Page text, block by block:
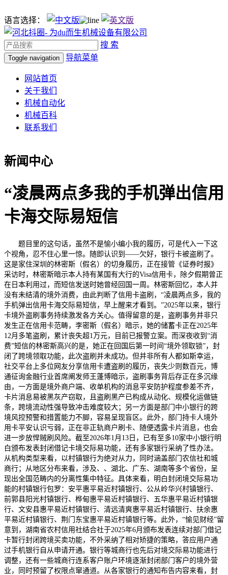
语言选择：
搜 索
Toggle navigation 导航菜单
网站首页
关于我们
机械自动化
机械百科
联系我们
新闻中心
“凌晨两点多我的手机弹出信用
卡海交际易短信
题目里的这句话，虽然不是愉小编小我的履历，可是代入一下这
个视角，忍不住心里一惊。随即认识到——欠好，银行卡被盗刷了。
这是家住深圳的林密斯（假名）的切身履历，正在接管《证券时报》
采访时，林密斯暗示本人持有某国有大行的Visa信用卡，除夕假期曾正
在日本利用过，而短信发送时她曾经回国一周。林密斯回忆，本人并
没有未结清的境外消费，由此判断了信用卡盗刷，“凌晨两点多，我的
手机弹出信用卡海交际易短信，早上醒来才看到。”2025年以来，银行
卡境外盗刷事务持续激发各方关心。值得留意的是，盗刷事务并非只
发生正在信用卡范畴，李密斯（假名）暗示，她的储蓄卡正在2025年
12月多笔盗刷，累计丧失超1万元，目前已报警立案。而深夜收到“消
费”短信的林密斯高兴的是，她正在回国后第一时间“境外领取锁”，封
闭了跨境领取功能，此次盗刷并未成功。但并非所有人都如斯幸运，
社交平台上多位网友分享信用卡遭盗刷的履历，丧失少则数百元，博
通征询金融行业首席阐发师王蓬博暗示，盗刷事务背后存正在多沉缘
由，一方面是境外商户端、收单机构的消息平安防护程度参差不齐，
卡片消息易被黑灰产窃取，且盗刷黑产已构成从动化、规模化运做链
条，跨境流动性强导致冲击难度较大；另一方面是部门中小银行的跨
境风控预警和措置能力不脚，容易呈现盲区。此外，部门持卡人境外
用卡平安认识亏弱，正在非正轨商户刷卡、随便透露卡片消息，也会
进一步放悍贼刷风险。截至2026年1月13日，已有至多10家中小银行明
白颁布发表封闭借记卡境交际易功能，还有多家银行采纳了性办法。
从机构类型来看，以村镇银行为绝对从力，同时涵盖部门农信社和城
商行；从地区分布来看，涉及、、湖北、广东、湖南等多个省份，呈
现出全国范畴内的分离性集中特征。具体来看，明白封闭境交际易功
能的村镇银行包罗：安平惠平易近村镇银行、公从岭华兴村镇银行、
前郭县阳光村镇银行、桦甸惠平易近村镇银行、五华惠平易近村镇银
行、文安县惠平易近村镇银行、清远清爽惠平易近村镇银行、扶余惠
平易近村镇银行、荆门东宝惠平易近村镇银行等。此外，“愉见财经”留
意到，湖南省农村信用社结合社于2025年6月颁布发表连续对部门借记
卡暂行封闭跨境买卖功能，不外采纳了相对矫捷的策略，答应用户通
过手机银行自从申请开通。银行等城商行也先后对境交际易功能进行
调整，还有一些城商行连系客户账户环境逐渐封闭部门客户的境外营
业，同时预留了权限点窜通道。从各家银行的通知布告内容来看，封